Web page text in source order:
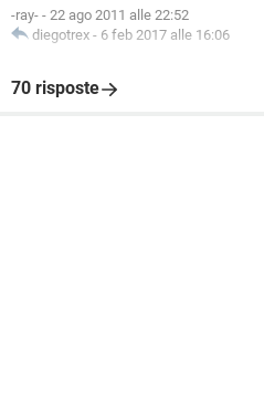
-ray- - 22 ago 2011 alle 22:52
diegotrex - 6 feb 2017 alle 16:06
70 risposte